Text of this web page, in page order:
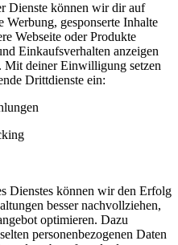
Dienste können wir dir auf
Werbung, gesponserte Inhalte
Webseite oder Produkte
Einkaufsverhalten anzeigen
Mit deiner Einwilligung setzen
Drittdienste ein:
Dienstes können wir den Erfolg
besser nachvollziehen,
optimieren. Dazu
personenbezogenen Daten